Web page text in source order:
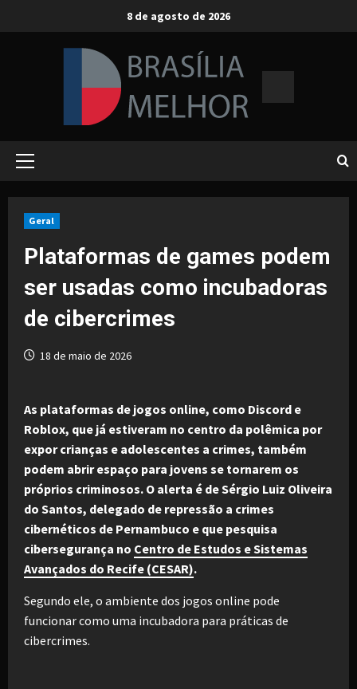
8 de agosto de 2026
Primary
Geral
Plataformas de games podem
ser usadas como incubadoras
de cibercrimes
18 de maio de 2026
As plataformas de jogos online, como Discord e
Roblox, que já estiveram no centro da polêmica por
expor crianças e adolescentes a crimes, também
podem abrir espaço para jovens se tornarem os
próprios criminosos. O alerta é de Sérgio Luiz Oliveira
do Santos, delegado de repressão a crimes
cibernéticos de Pernambuco e que pesquisa
cibersegurança no Centro de Estudos e Sistemas
Avançados do Recife (CESAR).
Segundo ele, o ambiente dos jogos online pode
funcionar como uma incubadora para práticas de
cibercrimes.